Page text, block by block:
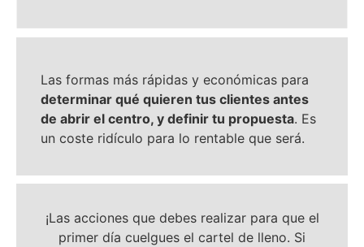
Las formas más rápidas y económicas para
determinar qué quieren tus clientes antes
de abrir el centro, y definir tu propuesta. Es
un coste ridículo para lo rentable que será.
¡Las acciones que debes realizar para que el
primer día cuelgues el cartel de lleno. Si